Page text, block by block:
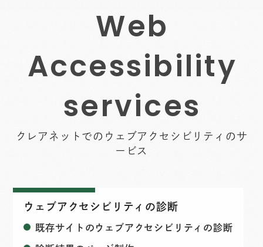
Web
Accessib il ity
services
クレアネットでのウェブアクセシビリティのサ
ービス
ウェブアクセシビリティの診断
既存サイトのウェブアクセシビリティの診断